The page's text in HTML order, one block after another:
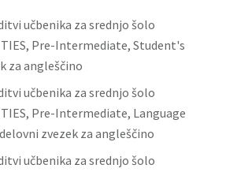
učbenika za srednjo šolo
Pre-Intermediate, Student's
za angleščino
učbenika za srednjo šolo
Pre-Intermediate, Language
zvezek za angleščino
učbenika za srednjo šolo